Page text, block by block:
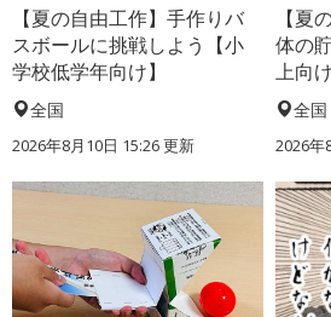
【夏の自由工作】手作りバ
スボールに挑戦しよう【小
学校低学年向け】
全国
2026年8月10日 15:26更新
【夏
体の
上向け
全国
2026年